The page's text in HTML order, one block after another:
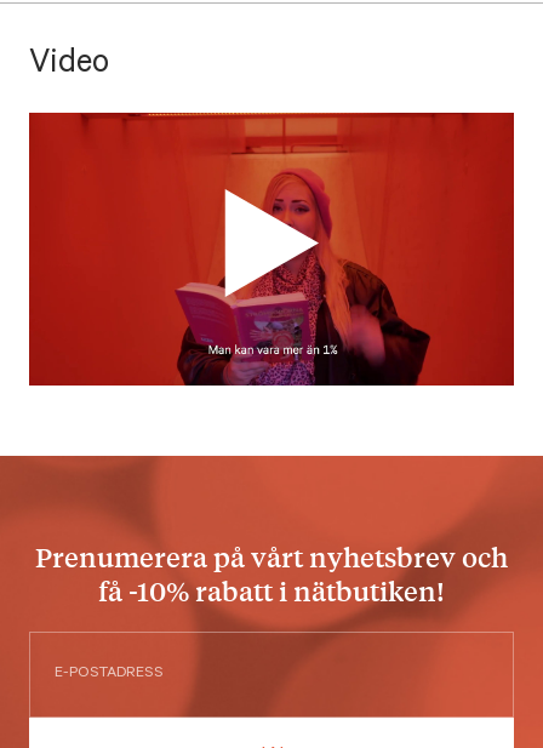
Video
Prenumerera på vårt nyhetsbrev och
få -10% rabatt i nätbutiken!